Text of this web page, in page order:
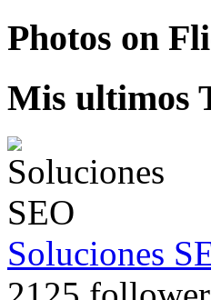
Photos on
Mis ultimos
Soluciones